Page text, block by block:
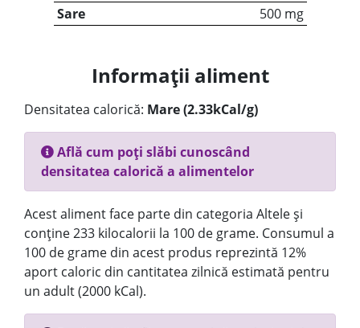
Sare
500 mg
Informații aliment
Densitatea calorică: Mare (2.33kCal/g)
Află cum poți slăbi cunoscând
densitatea calorică a alimentelor
Acest aliment face parte din categoria Altele și
conține 233 kilocalorii la 100 de grame. Consumul a
100 de grame din acest produs reprezintă 12%
aport caloric din cantitatea zilnică estimată pentru
un adult (2000 kCal).